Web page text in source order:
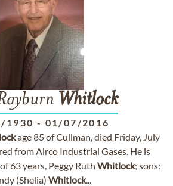
Whitlock
1930 - 01/07/2016
age 85 of Cullman, died Friday, July
from Airco Industrial Gases. He is
63 years, Peggy Ruth Whitlock; sons:
(Shelia) Whitlock...